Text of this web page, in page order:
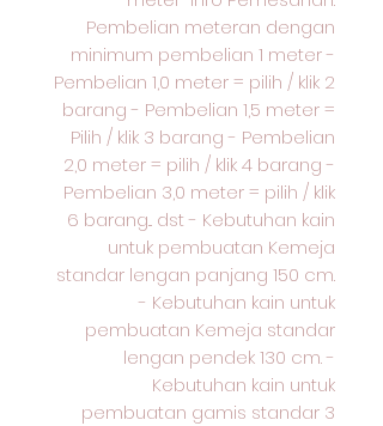
Pembelian meteran dengan
minimum pembelian 1 meter -
Pembelian 1,0 meter = pilih / klik 2
barang - Pembelian 1,5 meter =
Pilih / klik 3 barang - Pembelian
2,0 meter = pilih / klik 4 barang -
Pembelian 3,0 meter = pilih / klik
6 barang... dst - Kebutuhan kain
untuk pembuatan Kemeja
standar lengan panjang 150 cm.
- Kebutuhan kain untuk
pembuatan Kemeja standar
lengan pendek 130 cm. -
Kebutuhan kain untuk
pembuatan gamis standar 3